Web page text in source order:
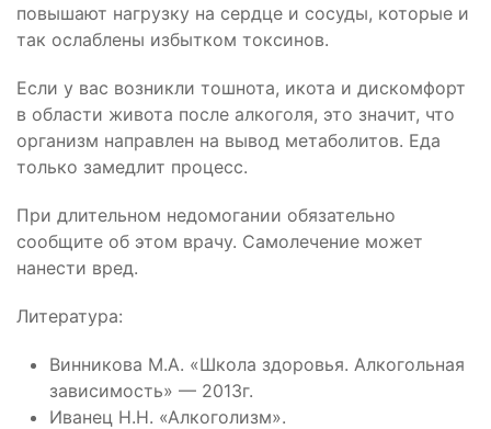
повышают нагрузку на сердце и сосуды, которые и
так ослаблены избытком токсинов.
Если у вас возникли тошнота, икота и дискомфорт
в области живота после алкоголя, это значит, что
организм направлен на вывод метаболитов. Еда
только замедлит процесс.
При длительном недомогании обязательно
сообщите об этом врачу. Самолечение может
нанести вред.
Литература:
Винникова М.А. «Школа здоровья. Алкогольная
зависимость» — 2013г.
Иванец Н.Н. «Алкоголизм».